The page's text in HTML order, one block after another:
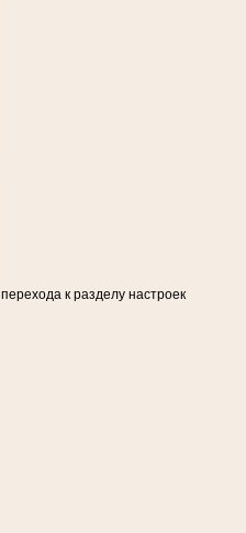
перехода к разделу настроек